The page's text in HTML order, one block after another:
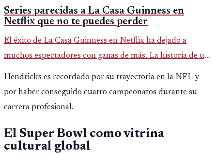
Series parecidas a La Casa Guinness en
Netflix que no te puedes perder
El éxito de La Casa Guinness en Netflix ha dejado a
muchos espectadores con ganas de más. La historia de una
de las familias más ricas de Irlanda, llena de drama
político, económic
Hendricks es recordado por su trayectoria en la NFL y
por haber conseguido cuatro campeonatos durante su
carrera profesional.
El Super Bowl como vitrina
cultural global